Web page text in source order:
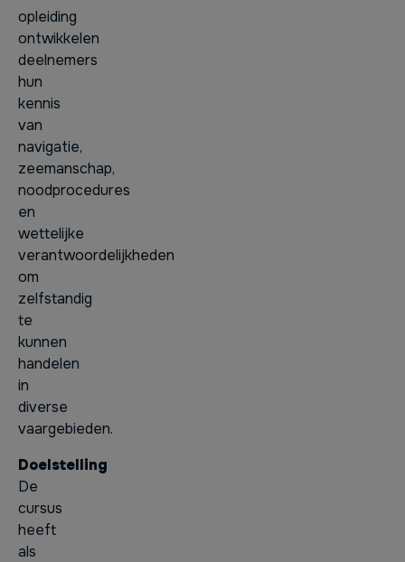
opleiding
ontwikkelen
deelnemers
hun
kennis
van
navigatie,
zeemanschap,
noodprocedures
en
wettelijke
verantwoordelijkheden
om
zelfstandig
te
kunnen
handelen
in
diverse
vaargebieden.
Doelstelling
De
cursus
heeft
als